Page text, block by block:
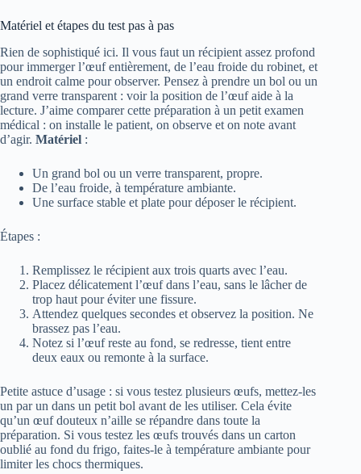
Matériel et étapes du test pas à pas
Rien de sophistiqué ici. Il vous faut un récipient assez profond
pour immerger l’œuf entièrement, de l’eau froide du robinet, et
un endroit calme pour observer. Pensez à prendre un bol ou un
grand verre transparent : voir la position de l’œuf aide à la
lecture. J’aime comparer cette préparation à un petit examen
médical : on installe le patient, on observe et on note avant
d’agir. Matériel :
Un grand bol ou un verre transparent, propre.
De l’eau froide, à température ambiante.
Une surface stable et plate pour déposer le récipient.
Étapes :
Remplissez le récipient aux trois quarts avec l’eau.
Placez délicatement l’œuf dans l’eau, sans le lâcher de
trop haut pour éviter une fissure.
Attendez quelques secondes et observez la position. Ne
brassez pas l’eau.
Notez si l’œuf reste au fond, se redresse, tient entre
deux eaux ou remonte à la surface.
Petite astuce d’usage : si vous testez plusieurs œufs, mettez-les
un par un dans un petit bol avant de les utiliser. Cela évite
qu’un œuf douteux n’aille se répandre dans toute la
préparation. Si vous testez les œufs trouvés dans un carton
oublié au fond du frigo, faites-le à température ambiante pour
limiter les chocs thermiques.